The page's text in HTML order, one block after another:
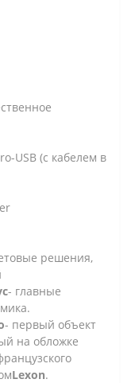
USB (с кабелем в
решения,
- главные
- первый объект
на обложке
Lexon.